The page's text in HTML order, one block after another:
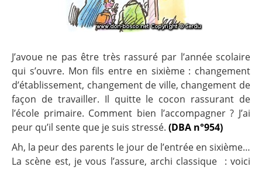
J’avoue ne pas être très rassuré par l’année scolaire
qui s’ouvre. Mon fils entre en sixième : changement
d’établissement, changement de ville, changement de
façon de travailler. Il quitte le cocon rassurant de
l’école primaire. Comment bien l’accompagner ? J’ai
peur qu’il sente que je suis stressé. (DBA n°954)
Ah, la peur des parents le jour de l’entrée en sixième…
La scène est, je vous l’assure, archi classique ­ : voici